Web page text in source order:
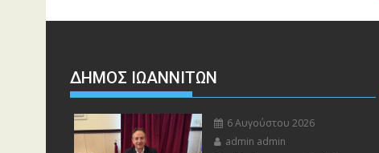
ΔΗΜΟΣ ΙΩΑΝΝΙΤΩΝ
6 Αυγούστου 2026
admin admin